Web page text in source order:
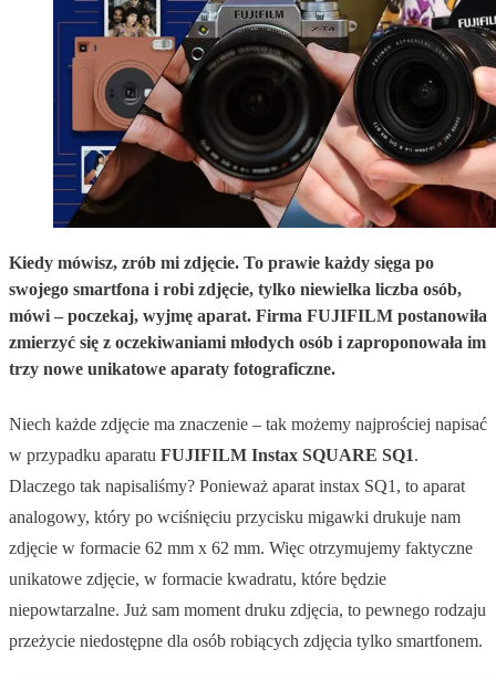
Kiedy mówisz, zrób mi zdjęcie. To prawie każdy sięga po
swojego smartfona i robi zdjęcie, tylko niewielka liczba osób,
mówi – poczekaj, wyjmę aparat. Firma FUJIFILM postanowiła
zmierzyć się z oczekiwaniami młodych osób i zaproponowała im
trzy nowe unikatowe aparaty fotograficzne.
Niech każde zdjęcie ma znaczenie – tak możemy najprościej napisać
w przypadku aparatu FUJIFILM Instax SQUARE SQ1.
Dlaczego tak napisaliśmy? Ponieważ aparat instax SQ1, to aparat
analogowy, który po wciśnięciu przycisku migawki drukuje nam
zdjęcie w formacie 62 mm x 62 mm. Więc otrzymujemy faktyczne
unikatowe zdjęcie, w formacie kwadratu, które będzie
niepowtarzalne. Już sam moment druku zdjęcia, to pewnego rodzaju
przeżycie niedostępne dla osób robiących zdjęcia tylko smartfonem.